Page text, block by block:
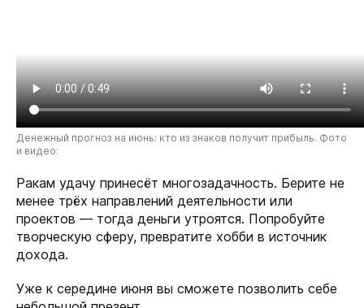
Денежный прогноз на июнь: кто из знаков получит прибыль. Фото
и видео:
Ракам удачу принесёт многозадачность. Берите не
менее трёх направлений деятельности или
проектов — тогда деньги утроятся. Попробуйте
творческую сферу, превратите хобби в источник
дохода.
Уже к середине июня вы сможете позволить себе